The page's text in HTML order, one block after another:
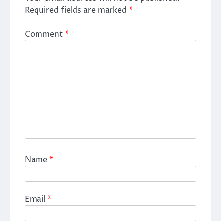
Required fields are marked *
Comment*
Name*
Email *